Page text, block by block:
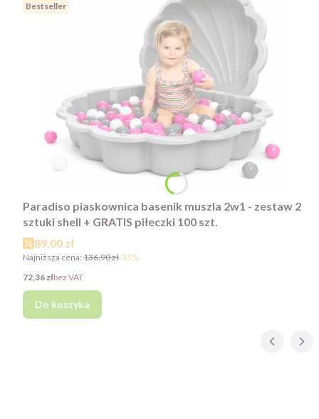
Bestseller
Paradiso piaskownica basenik muszla 2w1 - zestaw 2
sztuki shell + GRATIS piłeczki 100 szt.
Cena promocyjna
89,00 zł
Najniższa cena: 136,90 zł-35%
Cena
72,36 złbez VAT
Do koszyka